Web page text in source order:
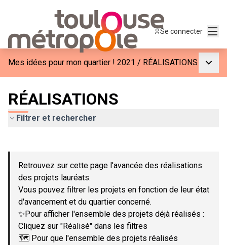
Se connecter
Mes idées pour mon quartier ! 2021 / RÉALISATIONS
RÉALISATIONS
Filtrer et rechercher
−
Retrouvez sur cette page l'avancée des réalisations
des projets lauréats.
Vous pouvez filtrer les projets en fonction de leur état
d'avancement et du quartier concerné.
✨Pour afficher l'ensemble des projets déjà réalisés :
Cliquez sur "Réalisé" dans les filtres
🗺️ Pour que l'ensemble des projets réalisés